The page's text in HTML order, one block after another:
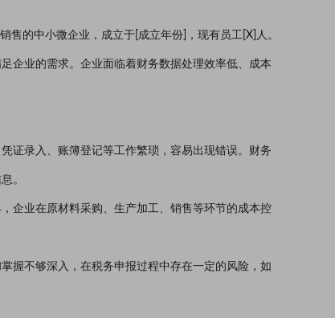
售的中小微企业，成立于[成立年份]，现有员工[X]人。
企业的需求。企业面临着财务数据处理效率低、成本
证录入、账簿登记等工作繁琐，容易出现错误。财务
。
企业在原材料采购、生产加工、销售等环节的成本控
握不够深入，在税务申报过程中存在一定的风险，如